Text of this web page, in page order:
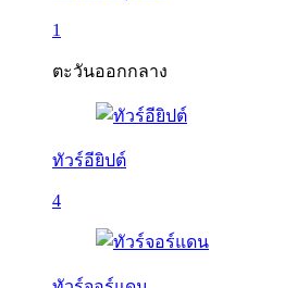
1
ตะวันออกกลาง
ทัวร์อียิปต์
4